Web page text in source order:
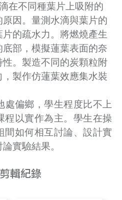
在不同種葉片上吸附的
因。量測水滴與葉片的
的疏水力。將燃燒產生
部，模擬蓮葉表面的奈
。製造不同的炭顆粒附
製作仿蓮葉效應集水裝
處偏鄉，學生程度比不上
程以實作為主。學生在操
間如何相互討論、設計實
實驗結果。
輯紀錄